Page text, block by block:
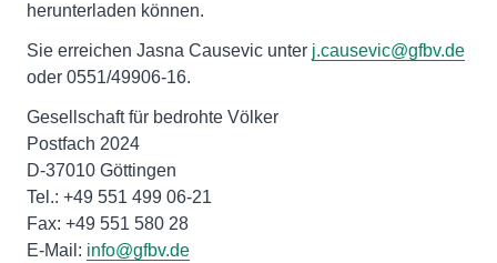
herunterladen können.
Sie erreichen Jasna Causevic unter j.causevic@gfbv.de
oder 0551/49906-16.
Gesellschaft für bedrohte Völker
Postfach 2024
D-37010 Göttingen
Tel.: +49 551 499 06-21
Fax: +49 551 580 28
E-Mail: info@gfbv.de